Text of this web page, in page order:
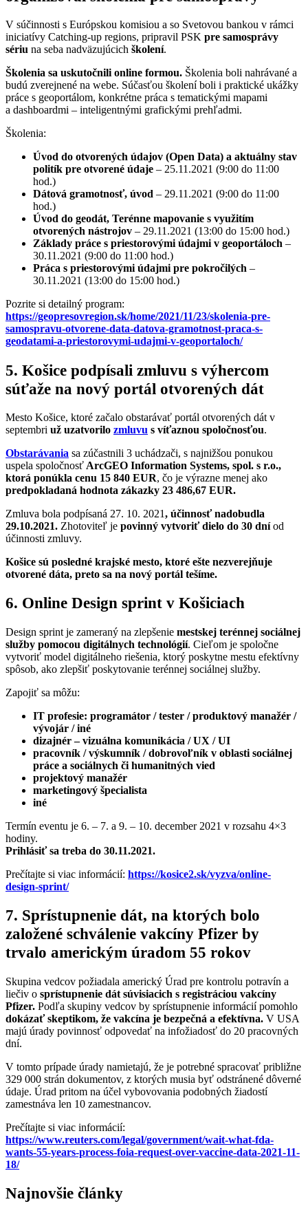
V súčinnosti s Európskou komisiou a so Svetovou bankou v rámci
iniciatívy Catching-up regions, pripravil PSK pre samosprávy
sériu na seba nadväzujúcich školení.
Školenia sa uskutočnili online formou. Školenia boli nahrávané a
budú zverejnené na webe. Súčasťou školení boli i praktické ukážky
práce s geoportálom, konkrétne práca s tematickými mapami
a dashboardmi – inteligentnými grafickými prehľadmi.
Školenia:
Úvod do otvorených údajov (Open Data) a aktuálny stav
politík pre otvorené údaje – 25.11.2021 (9:00 do 11:00
hod.)
Dátová gramotnosť, úvod – 29.11.2021 (9:00 do 11:00
hod.)
Úvod do geodát, Terénne mapovanie s využitím
otvorených nástrojov – 29.11.2021 (13:00 do 15:00 hod.)
Základy práce s priestorovými údajmi v geoportáloch –
30.11.2021 (9:00 do 11:00 hod.)
Práca s priestorovými údajmi pre pokročilých –
30.11.2021 (13:00 do 15:00 hod.)
Pozrite si detailný program:
https://geopresovregion.sk/home/2021/11/23/skolenia-pre-
samospravu-otvorene-data-datova-gramotnost-praca-s-
geodatami-a-priestorovymi-udajmi-v-geoportaloch/
5. Košice podpísali zmluvu s výhercom
súťaže na nový portál otvorených dát
Mesto Košice, ktoré začalo obstarávať portál otvorených dát v
septembri už uzatvorilo zmluvu s víťaznou spoločnosťou.
Obstarávania sa zúčastnili 3 uchádzači, s najnižšou ponukou
uspela spoločnosť ArcGEO Information Systems, spol. s r.o.,
ktorá ponúkla cenu 15 840 EUR, čo je výrazne menej ako
predpokladaná hodnota zákazky 23 486,67 EUR.
Zmluva bola podpísaná 27. 10. 2021, účinnosť nadobudla
29.10.2021. Zhotoviteľ je povinný vytvoriť dielo do 30 dníod
účinnosti zmluvy.
Košice sú posledné krajské mesto, ktoré ešte nezverejňuje
otvorené dáta, preto sa na nový portál tešíme.
6. Online Design sprint v Košiciach
Design sprint je zameraný na zlepšenie mestskej terénnej sociálnej
služby pomocou digitálnych technológií. Cieľom je spoločne
vytvoriť model digitálneho riešenia, ktorý poskytne mestu efektívny
spôsob, ako zlepšiť poskytovanie terénnej sociálnej služby.
Zapojiť sa môžu:
IT profesie: programátor / tester / produktový manažér /
vývojár / iné
dizajnér – vizuálna komunikácia / UX / UI
pracovník / výskumník / dobrovoľník v oblasti sociálnej
práce a sociálnych či humanitných vied
projektový manažér
marketingový špecialista
iné
Termín eventu je 6. – 7. a 9. – 10. december 2021 v rozsahu 4×3
hodiny.
Prihlásiť sa treba do 30.11.2021.
Prečítajte si viac informácií: https://kosice2.sk/vyzva/online-
design-sprint/
7. Sprístupnenie dát, na ktorých bolo
založené schválenie vakcíny Pfizer by
trvalo americkým úradom 55 rokov
Skupina vedcov požiadala americký Úrad pre kontrolu potravín a
liečiv o sprístupnenie dát súvisiacich s registráciou vakcíny
Pfizer. Podľa skupiny vedcov by sprístupnenie informácií pomohlo
dokázať skeptikom, že vakcína je bezpečná a efektívna. V USA
majú úrady povinnosť odpovedať na infožiadosť do 20 pracovných
dní.
V tomto prípade úrady namietajú, že je potrebné spracovať približne
329 000 strán dokumentov, z ktorých musia byť odstránené dôverné
údaje. Úrad pritom na účel vybovovania podobných žiadostí
zamestnáva len 10 zamestnancov.
Prečítajte si viac informácií:
https://www.reuters.com/legal/government/wait-what-fda-
wants-55-years-process-foia-request-over-vaccine-data-2021-11-
18/
Najnovšie články